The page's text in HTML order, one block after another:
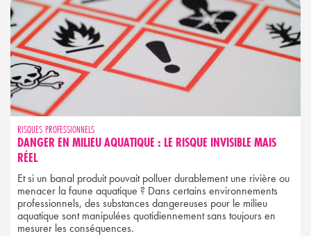
RISQUES PROFESSIONNELS
DANGER EN MILIEU AQUATIQUE : LE RISQUE INVISIBLE MAIS
RÉEL
Et si un banal produit pouvait polluer durablement une rivière ou
menacer la faune aquatique ? Dans certains environnements
professionnels, des substances dangereuses pour le milieu
aquatique sont manipulées quotidiennement sans toujours en
mesurer les conséquences.